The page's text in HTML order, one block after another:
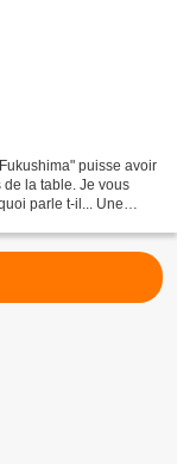
puisse avoir
la table. Je vous
parle t-il... Une